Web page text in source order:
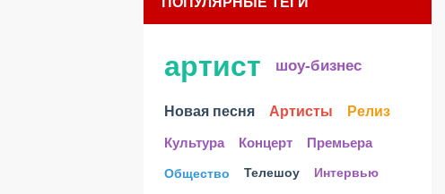
артист шоу-бизнес
Новая песня Артисты Релиз
Культура Концерт Премьера
Общество Телешоу Интервью